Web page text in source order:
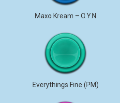
Maxo Kream – O.Y.N
Everythings Fine (PM)